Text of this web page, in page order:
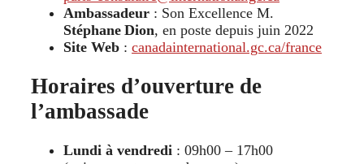
Ambassadeur : Son Excellence M.
Stéphane Dion, en poste depuis juin 2022
Site Web : canadainternational.gc.ca/france
Horaires d’ouverture de
l’ambassade
Lundi à vendredi : 09h00 – 17h00